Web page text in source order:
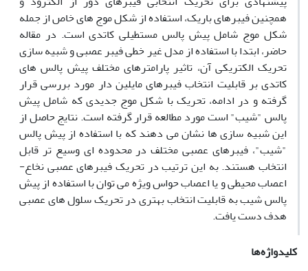
همچنین فیبرهای باریک، استفاده از شکل موج های خاص از جمله
شکل موج شامل پیش پالس مستطیلی کاتدی است. در مقاله
حاضر، ابتدا با استفاده از مدل غیر خطی فیبر عصبی و شبیه سازی
تحریک الکتریکی آن، تاثیر پارامترهای مختلف پیش پالس های
کاتدی بر قابلیت انتخاب فیبرهای مایلین دار مورد بررسی قرار
گرفته و در ادامه، تحریک با شکل موج جدیدی که شامل پیش
پالس "شیب" است مورد مطالعه قرار گرفته است. نتایج حاصل از
این شبیه سازی ها نشان می دهند که با استفاده از پیش پالس
"شیب"، فیبرهای عصبی مختلف در محدوده ای وسیع تر قابل
انتخاب هستند. به این ترتیب در تحریک فیبرهای عصبی نخاع-
اعصاب محیطی و یا اعصاب حواس ویژه می توان با استفاده از پیش
پالس شیب به قابلیت انتخاب بهتری در تحریک سلول های عصبی
هدف دست یافت.
کلیدواژه‌ها